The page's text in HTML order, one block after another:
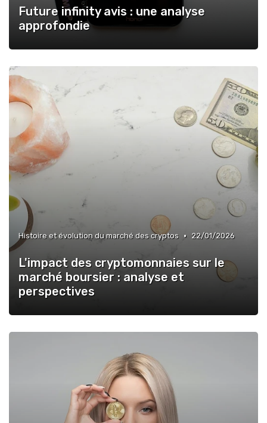
Future infinity avis : une analyse
approfondie
Histoire et évolution du marché des cryptos • 22/01/2026
L'impact des cryptomonnaies sur le
marché boursier : analyse et
perspectives